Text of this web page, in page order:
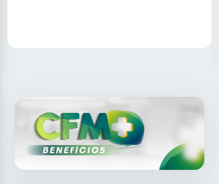
SAIBA MAIS